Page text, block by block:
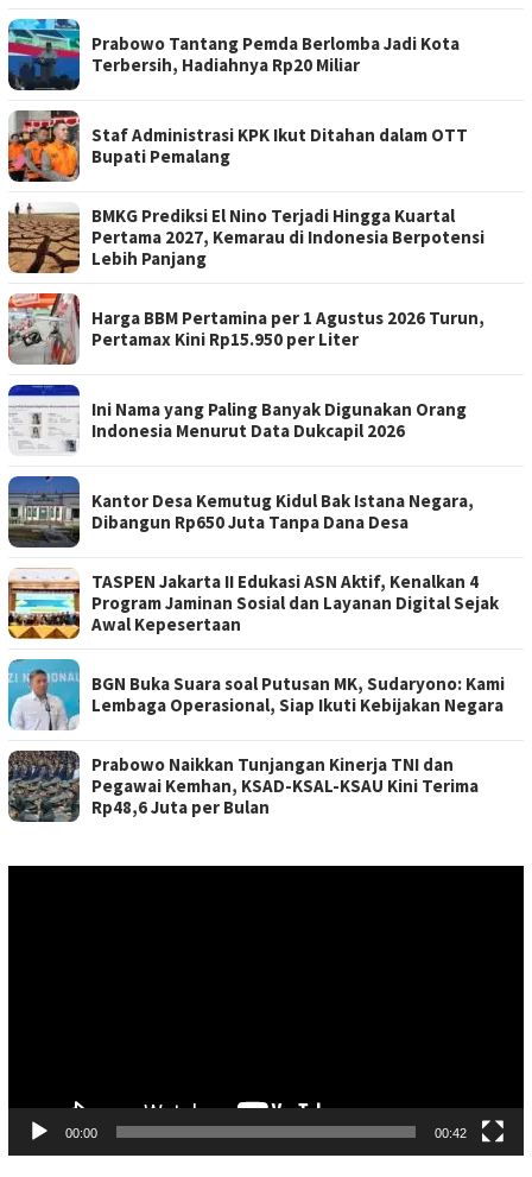
Prabowo Tantang Pemda Berlomba Jadi Kota
Terbersih, Hadiahnya Rp20 Miliar
Staf Administrasi KPK Ikut Ditahan dalam OTT
Bupati Pemalang
BMKG Prediksi El Nino Terjadi Hingga Kuartal
Pertama 2027, Kemarau di Indonesia Berpotensi
Lebih Panjang
Harga BBM Pertamina per 1 Agustus 2026 Turun,
Pertamax Kini Rp15.950 per Liter
Ini Nama yang Paling Banyak Digunakan Orang
Indonesia Menurut Data Dukcapil 2026
Kantor Desa Kemutug Kidul Bak Istana Negara,
Dibangun Rp650 Juta Tanpa Dana Desa
TASPEN Jakarta II Edukasi ASN Aktif, Kenalkan 4
Program Jaminan Sosial dan Layanan Digital Sejak
Awal Kepesertaan
BGN Buka Suara soal Putusan MK, Sudaryono: Kami
Lembaga Operasional, Siap Ikuti Kebijakan Negara
Prabowo Naikkan Tunjangan Kinerja TNI dan
Pegawai Kemhan, KSAD-KSAL-KSAU Kini Terima
Rp48,6 Juta per Bulan
00:00 00:42